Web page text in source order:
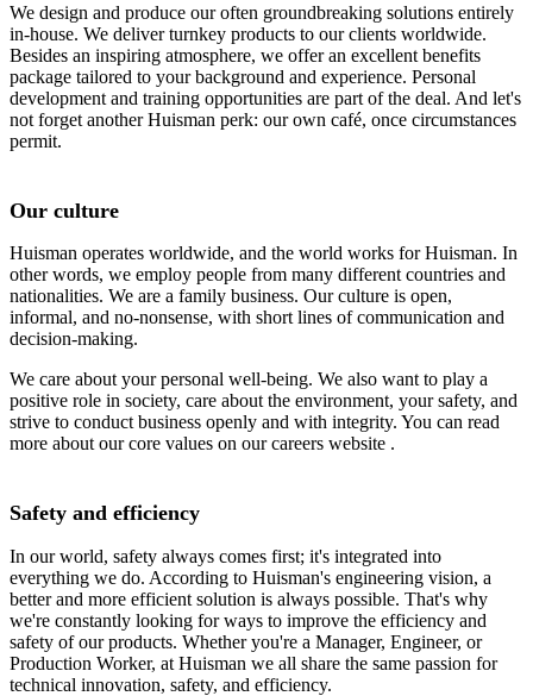
We design and produce our often groundbreaking solutions entirely
in-house. We deliver turnkey products to our clients worldwide.
Besides an inspiring atmosphere, we offer an excellent benefits
package tailored to your background and experience. Personal
development and training opportunities are part of the deal. And let's
not forget another Huisman perk: our own café, once circumstances
permit.
Our culture
Huisman operates worldwide, and the world works for Huisman. In
other words, we employ people from many different countries and
nationalities. We are a family business. Our culture is open,
informal, and no-nonsense, with short lines of communication and
decision-making.
We care about your personal well-being. We also want to play a
positive role in society, care about the environment, your safety, and
strive to conduct business openly and with integrity. You can read
more about our core values ​​on our careers website .
Safety and efficiency
In our world, safety always comes first; it's integrated into
everything we do. According to Huisman's engineering vision, a
better and more efficient solution is always possible. That's why
we're constantly looking for ways to improve the efficiency and
safety of our products. Whether you're a Manager, Engineer, or
Production Worker, at Huisman we all share the same passion for
technical innovation, safety, and efficiency.